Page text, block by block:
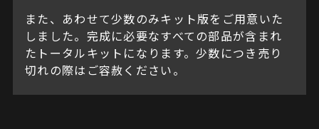
また、あわせて少数のみキット版をご用意いた
しました。完成に必要なすべての部品が含まれ
たトータルキットになります。少数につき売り
切れの際はご容赦ください。